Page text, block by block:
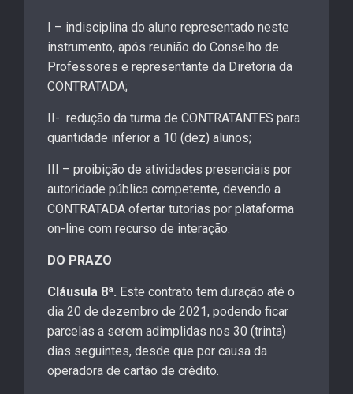
I – indisciplina do aluno representado neste
instrumento, após reunião do Conselho de
Professores e representante da Diretoria da
CONTRATADA;
II- redução da turma de CONTRATANTES para
quantidade inferior a 10 (dez) alunos;
III – proibição de atividades presenciais por
autoridade pública competente, devendo a
CONTRATADA ofertar tutorias por plataforma
on-line com recurso de interação.
DO PRAZO
Cláusula 8ª. Este contrato tem duração até o
dia 20 de dezembro de 2021, podendo ficar
parcelas a serem adimplidas nos 30 (trinta)
dias seguintes, desde que por causa da
operadora de cartão de crédito.